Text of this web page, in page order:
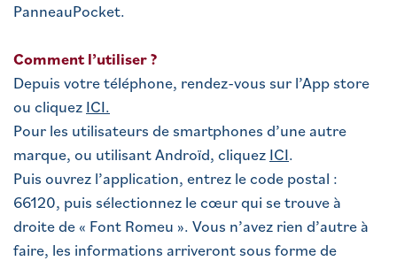
PanneauPocket.
Comment l’utiliser ?
Depuis votre téléphone, rendez-vous sur l’App store
ou cliquez ICI.
Pour les utilisateurs de smartphones d’une autre
marque, ou utilisant Androïd, cliquez ICI.
Puis ouvrez l’application, entrez le code postal :
66120, puis sélectionnez le cœur qui se trouve à
droite de « Font Romeu ». Vous n’avez rien d’autre à
faire, les informations arriveront sous forme de